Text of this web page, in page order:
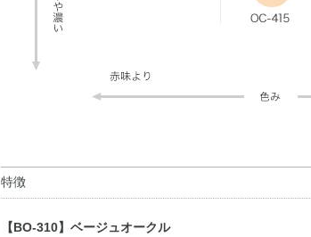
特徴
【BO-310】ベージュオークル